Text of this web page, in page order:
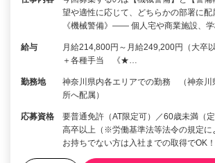
望や適性に応じて、どちらかの部署に
《機械警備》―― 個人宅や商業施設、
給与
月給214,800円～月給249,200円（大卒
＋各種手当 《★…
勤務地
神奈川県内各エリアでの勤務 （神奈川
所へ配属）
応募資格
要普通免許（AT限定可）／60歳未満（
高卒以上（※労働基準法等法令の規定
お持ちでない方は入社までの取得でOK！